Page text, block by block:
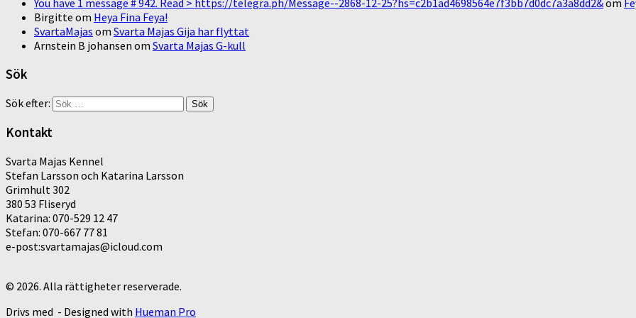
You have 1 message # 942. Read > https://telegra.ph/Message--2868-12-25?hs=c2b1ad4698564e7f3bb7d0dc7a3a8dd2&om
Birgitte om Heya Fina Feya!
SvartaMajas om Svarta Majas Gija har flyttat
Arnstein B johansen om Svarta Majas G-kull
Sök
Sök efter:
Kontakt
Svarta Majas Kennel
Stefan Larsson och Katarina Larsson
Grimhult 302
380 53 Fliseryd
Katarina: 070-529 12 47
Stefan: 070-667 77 81
e-post:svartamajas@icloud.com
© 2026. Alla rättigheter reserverade.
Drivs med - Designed with Hueman Pro